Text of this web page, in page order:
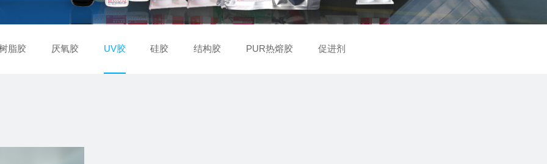
脂胶 厌氧胶 UV胶 硅胶 结构胶 PUR热熔胶 促进剂